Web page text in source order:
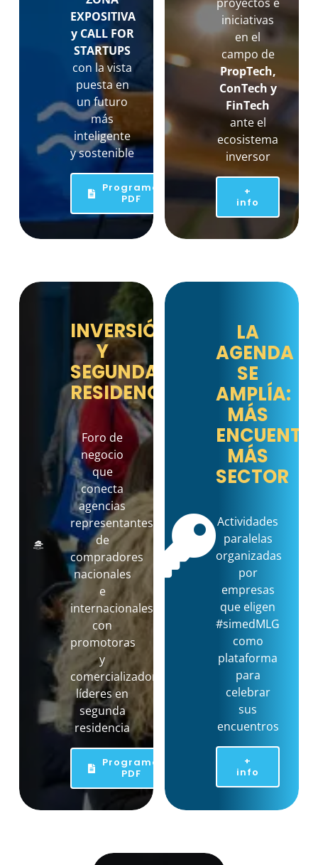
EXPOSITIVA
y CALL FOR
STARTUPS
con la vista
puesta en
un futuro
más
inteligente
y sostenible
Programa
PDF
iniciativas
en el
campo de
PropTech,
ConTech y
FinTech
ante el
ecosistema
inversor
+
info
INVERSIÓN
Y
SEGUNDA
RESIDENCIA
Foro de
negocio
que
conecta
agencias
representantes
de
compradores
nacionales
e
internacionales
con
promotoras
y
comercializadoras
líderes en
segunda
residencia
Programa
PDF
LA
AGENDA
SE
AMPLÍA:
MÁS
MÁS
SECTOR
Actividades
paralelas
organizadas
por
empresas
que eligen
#simedMLG
como
plataforma
para
celebrar
sus
encuentros
+
info